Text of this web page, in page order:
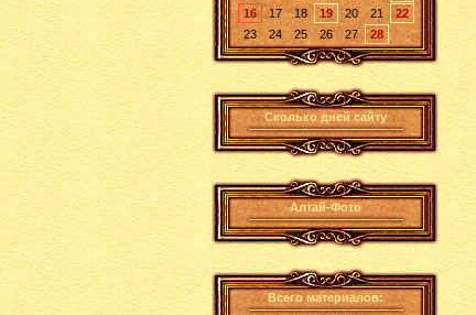
16
17 18 19 20 21
22
23
24 25 26 27 28
Сколько дней сайту
Алтай-Фото
Всего материалов: